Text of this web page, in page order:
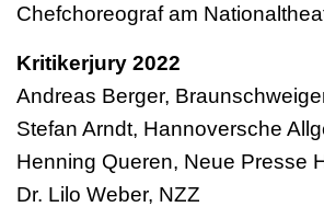
Chefchoreograf am
Kritikerjury 2022
Andreas Berger,
Stefan Arndt, Hannoversche
Henning Queren, Neue Presse
Dr. Lilo Weber, NZZ